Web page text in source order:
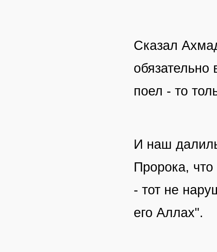
Сказал
обязательно
поел - то
И наш
Пророка,
- тот не
его Аллах".